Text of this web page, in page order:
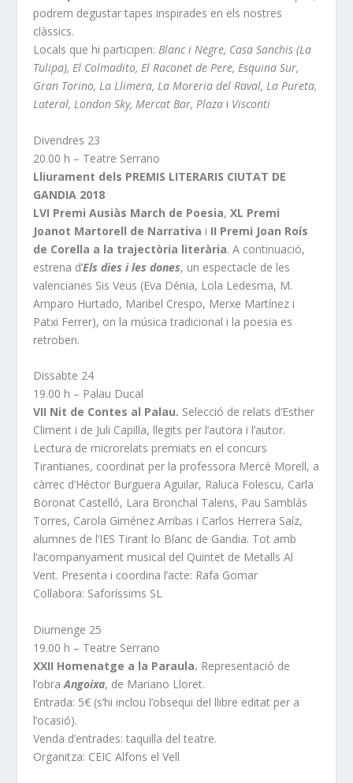
podrem degustar tapes inspirades en els nostres
clàssics.
Locals que hi participen:Blanc i Negre, Casa Sanchis (La
Tulipa), El Colmadito, El Raconet de Pere, Esquina Sur,
Gran Torino, La Llimera, La Moreria del Raval, La Pureta,
Lateral, London Sky, Mercat Bar, Plaza i Visconti
Divendres 23
20.00 h – Teatre Serrano
Lliurament dels PREMIS LITERARIS CIUTAT DE
GANDIA 2018
LVI Premi Ausiàs March de Poesia,XL Premi
Joanot Martorell de Narrativa i II Premi Joan Roís
de Corella a la trajectòria literària. A continuació,
estrena d’Els dies i les dones, un espectacle de les
valencianes Sis Veus (Eva Dénia, Lola Ledesma, M.
Amparo Hurtado, Maribel Crespo, Merxe Martínez i
Patxi Ferrer), on la música tradicional i la poesia es
retroben.
Dissabte 24
19.00 h – Palau Ducal
VII Nit de Contes al Palau. Selecció de relats d’Esther
Climent i de Juli Capilla, llegits per l’autora i l’autor.
Lectura de microrelats premiats en el concurs
Tirantianes, coordinat per la professora Mercé Morell, a
càrrec d’Héctor Burguera Aguilar, Raluca Folescu, Carla
Boronat Castelló, Lara Bronchal Talens, Pau Samblás
Torres, Carola Giménez Arribas i Carlos Herrera Saíz,
alumnes de l’IES Tirant lo Blanc de Gandia. Tot amb
l’acompanyament musical del Quintet de Metalls Al
Vent. Presenta i coordina l’acte: Rafa Gomar
Col·labora: Saforíssims SL
Diumenge 25
19.00 h – Teatre Serrano
XXII Homenatge a la Paraula. Representació de
l’obraAngoixa, de Mariano Lloret.
Entrada: 5€ (s’hi inclou l’obsequi del llibre editat per a
l’ocasió).
Venda d’entrades: taquilla del teatre.
Organitza: CEIC Alfons el Vell